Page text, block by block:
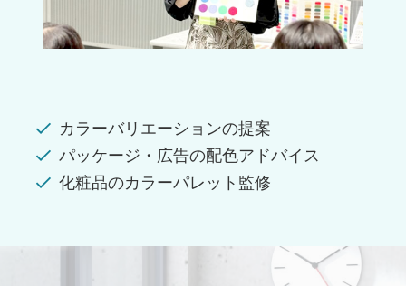
カラーバリエーションの提案
パッケージ・広告の配色アドバイス
化粧品のカラーパレット監修